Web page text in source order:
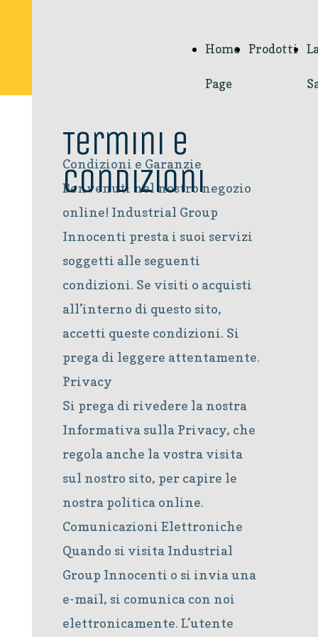
Home
Page
Prodotti
Termini e
condizioni
Condizioni e Garanzie
Benvenuti nel nostro negozio
online! Industrial Group
Innocenti presta i suoi servizi
soggetti alle seguenti
condizioni. Se visiti o acquisti
all’interno di questo sito,
accetti queste condizioni. Si
prega di leggere attentamente.
Privacy
Si prega di rivedere la nostra
Informativa sulla Privacy, che
regola anche la vostra visita
sul nostro sito, per capire le
nostra politica online.
Comunicazioni Elettroniche
Quando si visita Industrial
Group Innocenti o si invia una
e-mail, si comunica con noi
elettronicamente. L’utente